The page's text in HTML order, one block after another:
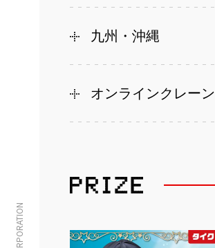
九州・沖縄
オンラインクレーン